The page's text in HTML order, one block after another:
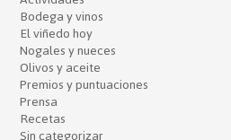
Bodega y vinos
El viñedo hoy
Nogales y nueces
Olivos y aceite
Premios y puntuaciones
Prensa
Recetas